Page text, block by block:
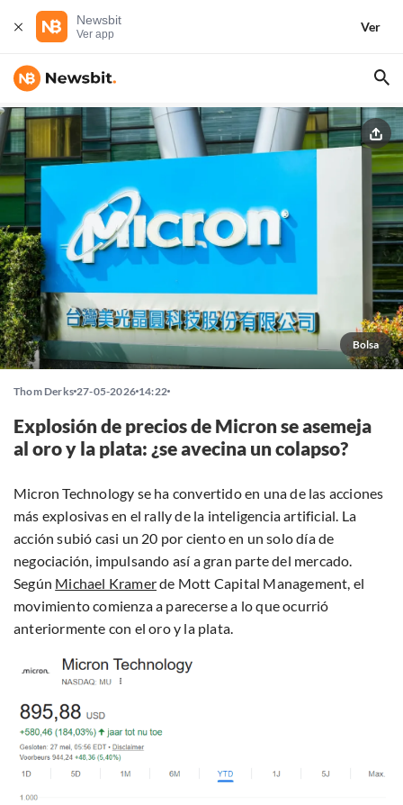
Newsbit
Ver app
Ver
Bolsa
Thom Derks 27-05-2026 14:22
Explosión de precios de Micron se asemeja
al oro y la plata: ¿se avecina un colapso?
Micron Technology se ha convertido en una de las acciones
más explosivas en el rally de la inteligencia artificial. La
acción subió casi un 20 por ciento en un solo día de
negociación, impulsando así a gran parte del mercado.
Según Michael Kramerde Mott Capital Management, el
movimiento comienza a parecerse a lo que ocurrió
anteriormente con el oro y la plata.